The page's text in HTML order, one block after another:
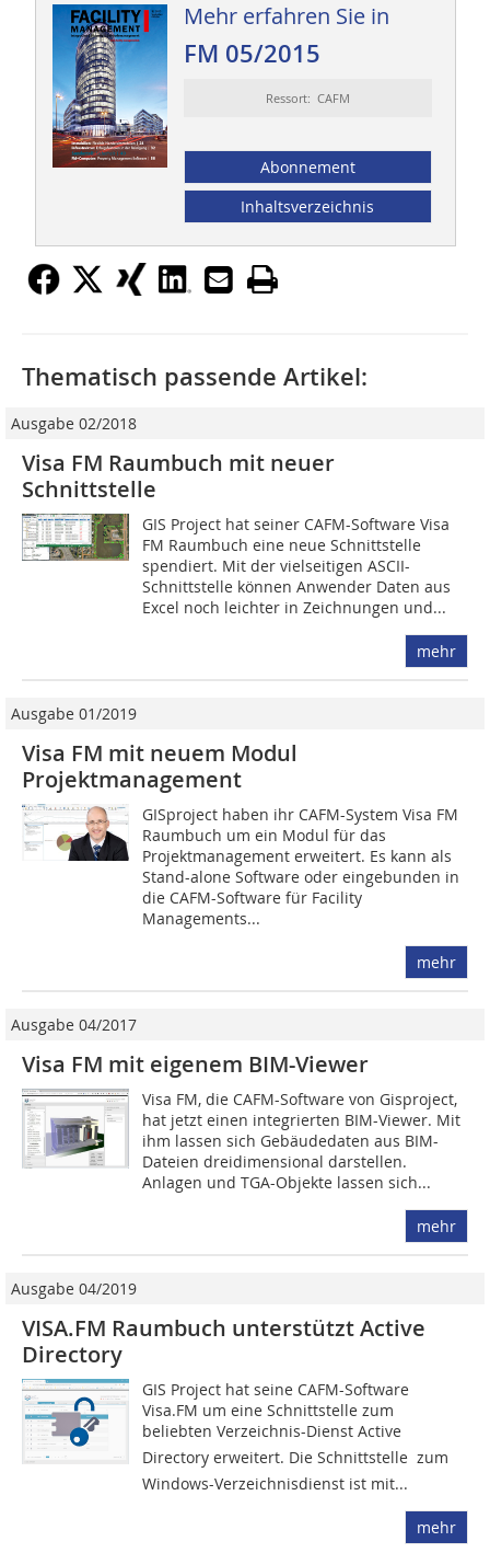
Mehr erfahren Sie in
FM 05/2015
Ressort: CAFM
Abonnement
Inhaltsverzeichnis
Thematisch passende Artikel:
Ausgabe 02/2018
Visa FM Raumbuch mit neuer
Schnittstelle
GIS Project hat seiner CAFM-Software Visa
FM Raumbuch eine neue Schnittstelle
spendiert. Mit der vielseitigen ASCII-
Schnittstelle können Anwender Daten aus
Excel noch leichter in Zeichnungen und...
mehr
Ausgabe 01/2019
Visa FM mit neuem Modul
Projektmanagement
GISproject haben ihr CAFM-System Visa FM
Raumbuch um ein Modul für das
Projektmanagement erweitert. Es kann als
Stand-alone Software oder eingebunden in
die CAFM-Software für Facility
Managements...
mehr
Ausgabe 04/2017
Visa FM mit eigenem BIM-Viewer
Visa FM, die CAFM-Software von Gisproject,
hat jetzt einen integrierten BIM-Viewer. Mit
ihm lassen sich Gebäudedaten aus BIM-
Dateien dreidimensional darstellen.
Anlagen und TGA-Objekte lassen sich...
mehr
Ausgabe 04/2019
VISA.FM Raumbuch unterstützt Active
Directory
GIS Project hat seine CAFM-Software
Visa.FM um eine Schnittstelle zum
beliebten Verzeichnis-Dienst Active
Directory erweitert. Die Schnittstelle zum
Windows-Verzeichnisdienst ist mit...
mehr